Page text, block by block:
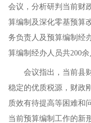
会议，分析研判当前财
算编制及深化零基预算
务负责人及预算编制经
算编制经办人员共200余
会议指出，当前县
稳定的优质税源，财政
质效有待提高等困难和
当前预算编制工作的新